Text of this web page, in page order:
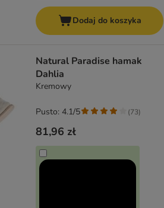
Dodaj do koszyka
Natural Paradise hamak
Dahlia
Kremowy
81,96 zł
Pusto: 4.1/5 (73)